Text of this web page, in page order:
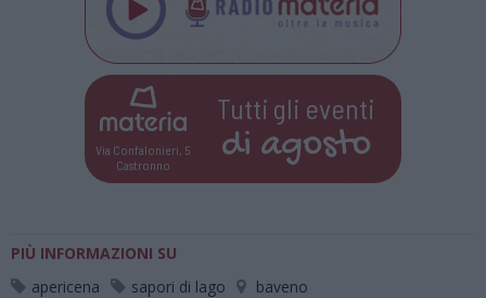
Via Confalonieri, 5
Castronno
Tutti gli eventi
di agosto
PIÙ INFORMAZIONI SU
apericena
sapori di lago baveno